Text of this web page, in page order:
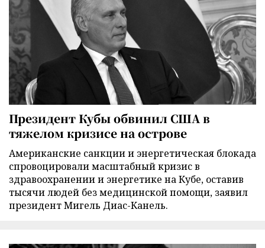
Президент Кубы обвинил США в
тяжелом кризисе на острове
Американские санкции и энергетическая блокада
спровоцировали масштабный кризис в
здравоохранении и энергетике на Кубе, оставив
тысячи людей без медицинской помощи, заявил
президент Мигель Диас-Канель.